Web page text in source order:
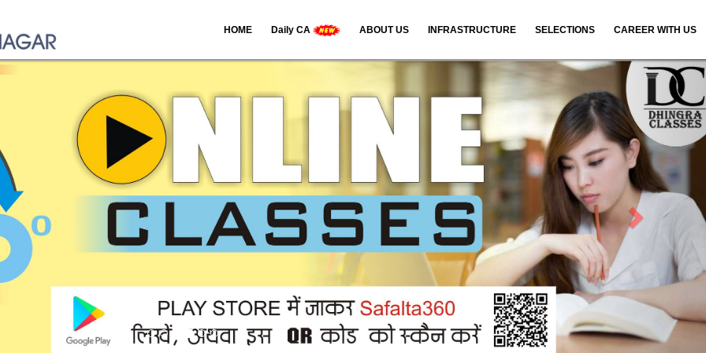
N
t
CAREER WITH US
SELECTIONS
INFRASTRUCTURE
ABOUT US
Daily CA
HOME